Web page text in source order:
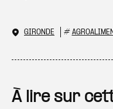
GIRONDE #
À lire sur